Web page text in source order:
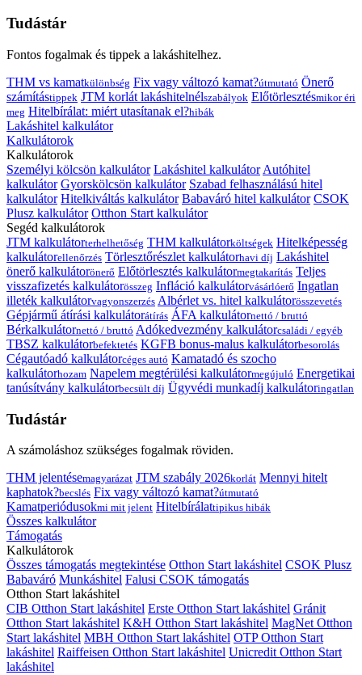
Tudástár
Fontos fogalmak és tippek a lakáshitelhez.
THM vs kamatkülönbség Fix vagy változó kamat?útmutató Önerő
számítástippek JTM korlát lakáshitelnélszabályok Előtörlesztésmikor éri
meg Hitelbírálat: miért utasítanak el?hibák
Lakáshitel kalkulátor
Kalkulátorok
Kalkulátorok
Személyi kölcsön kalkulátor Lakáshitel kalkulátor Autóhitel
kalkulátor Gyorskölcsön kalkulátor Szabad felhasználású hitel
kalkulátor Hitelkiváltás kalkulátor Babaváró hitel kalkulátor CSOK
Plusz kalkulátor Otthon Start kalkulátor
Segéd kalkulátorok
JTM kalkulátorterhelhetőség THM kalkulátorköltségek Hitelképesség
kalkulátorellenőrzés Törlesztőrészlet kalkulátorhavi díj Lakáshitel
önerő kalkulátorönerő Előtörlesztés kalkulátormegtakarítás Teljes
visszafizetés kalkulátorösszeg Infláció kalkulátorvásárlóerő Ingatlan
illeték kalkulátorvagyonszerzés Albérlet vs. hitel kalkulátorösszevetés
Gépjármű átírási kalkulátorátírás ÁFA kalkulátornettó / bruttó
Bérkalkulátornettó / bruttó Adókedvezmény kalkulátorcsaládi / egyéb
TBSZ kalkulátorbefektetés KGFB bonus-malus kalkulátorbesorolás
Cégautóadó kalkulátorcéges autó Kamatadó és szocho
kalkulátorhozam Napelem megtérülési kalkulátormegújuló Energetikai
tanúsítvány kalkulátorbecsült díj Ügyvédi munkadíj kalkulátoringatlan
Tudástár
A számoláshoz szükséges fogalmak röviden.
THM jelentésemagyarázat JTM szabály 2026korlát Mennyi hitelt
kaphatok?becslés Fix vagy változó kamat?útmutató
Kamatperiódusokmi mit jelent Hitelbírálattipikus hibák
Összes kalkulátor
Támogatás
Kalkulátorok
Összes támogatás megtekintése Otthon Start lakáshitel CSOK Plusz
Babaváró Munkáshitel Falusi CSOK támogatás
Otthon Start lakáshitel
CIB Otthon Start lakáshitel Erste Otthon Start lakáshitel Gránit
Otthon Start lakáshitel K&H Otthon Start lakáshitel MagNet Otthon
Start lakáshitel MBH Otthon Start lakáshitel OTP Otthon Start
lakáshitel Raiffeisen Otthon Start lakáshitel Unicredit Otthon Start
lakáshitel